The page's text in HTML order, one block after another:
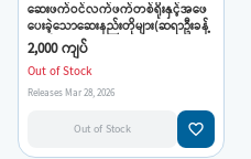
ဆေးဖက်ဝင်လက်ဖက်တစ်ရိုးနှင့်အဖေ
ပေးခဲ့သောဆေးနည်းတိုများ(ဆရာဦးခန့်
ကျော်)
2,000 ကျပ်
Out of Stock
Releases Mar 28, 2026
Out of Stock favorite_border